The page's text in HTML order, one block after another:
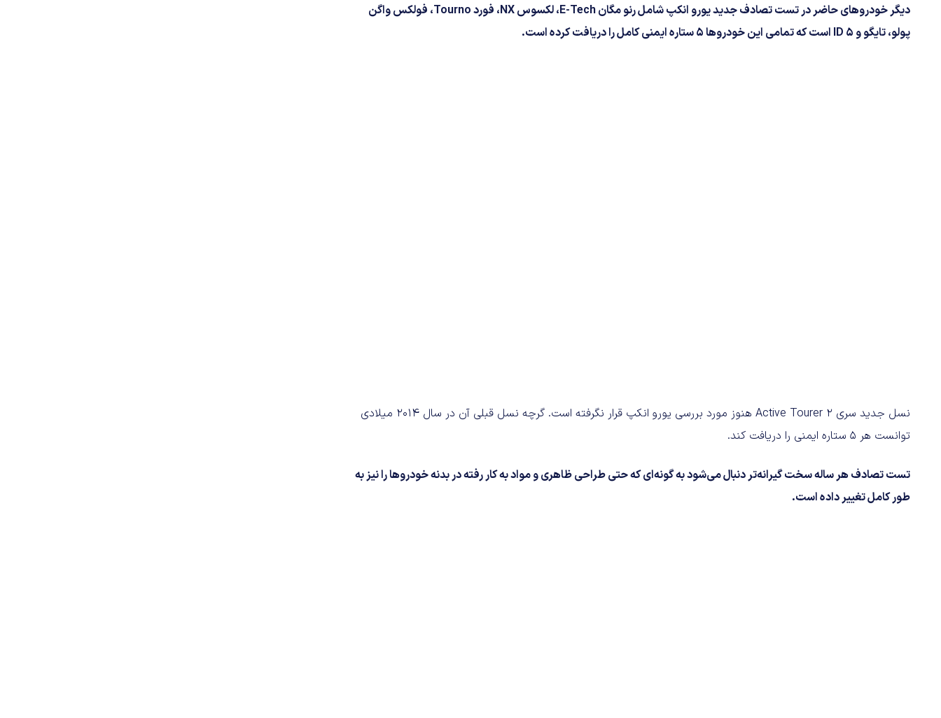
دیگر خودروهای حاضر در تست تصادف جدید یورو انکپ شامل رنو مگان E-Tech، لکسوس NX، فورد Tourno، فولکس واگن
پولو، تایگو و ID 5 است که تمامی این خودروها 5 ستاره ایمنی کامل را دریافت کرده است.
نسل جدید سری 2 Active Tourer هنوز مورد بررسی یورو انکپ قرار نگرفته است. گرچه نسل قبلی آن در سال 2014 میلادی
توانست هر 5 ستاره ایمنی را دریافت کند.
تست تصادف هر ساله سخت گیرانه‌تر دنبال می‌شود به گونه‌ای که حتی طراحی ظاهری و مواد به کار رفته در بدنه خودروها را نیز به
طور کامل تغییر داده است.